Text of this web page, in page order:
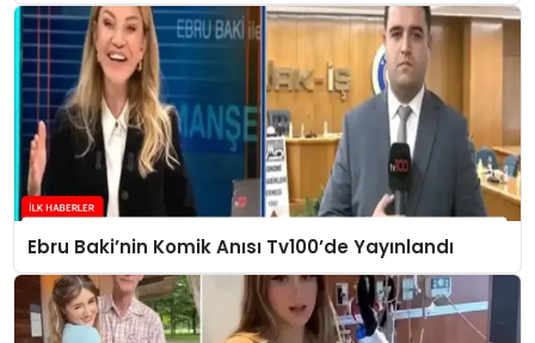
Ebru Baki’nin Komik Anısı Tv100’de Yayınlandı